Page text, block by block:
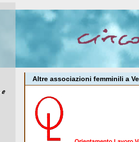
Altre associazioni femminili a